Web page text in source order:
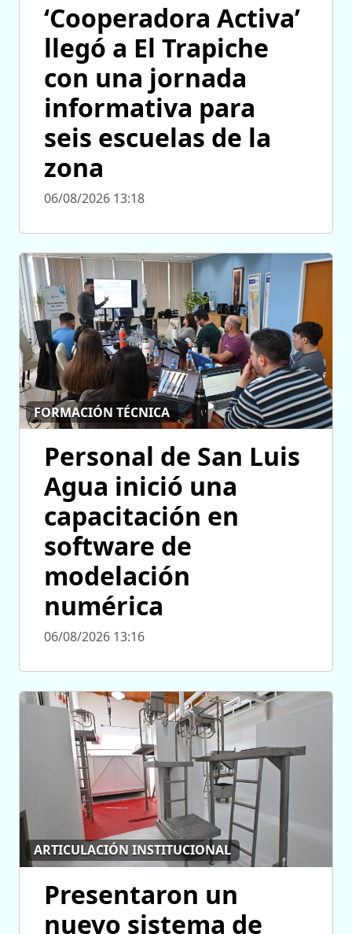
‘Cooperadora Activa’
llegó a El Trapiche
con una jornada
informativa para
seis escuelas de la
zona
06/08/2026 13:18
FORMACIÓN TÉCNICA
Personal de San Luis
Agua inició una
capacitación en
software de
modelación
numérica
06/08/2026 13:16
ARTICULACIÓN INSTITUCIONAL
Presentaron un
nuevo sistema de